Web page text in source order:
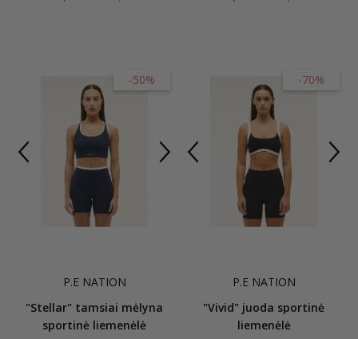
-50%
P.E NATION
"Stellar" tamsiai mėlyna
sportinė liemenėlė
-70%
P.E NATION
"Vivid" juoda sportinė
liemenėlė